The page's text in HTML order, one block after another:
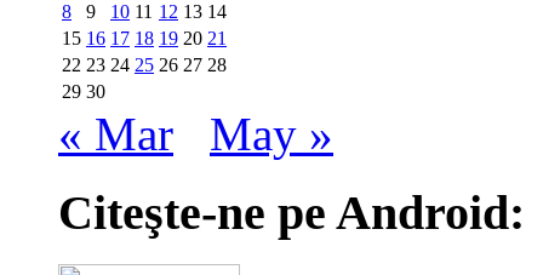
8
9 10 11 12 13 14
15 16 17 18 19 20 21
22 23 24 25 26 27 28
29 30
« Mar May »
Citeşte-ne pe Android: